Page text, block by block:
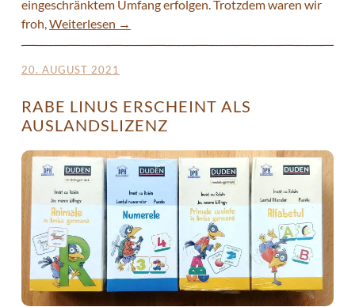
eingeschränktem Umfang erfolgen. Trotzdem waren wir
froh,Weiterlesen →
20. AUGUST 2021
RABE LINUS ERSCHEINT ALS
AUSLANDSLIZENZ